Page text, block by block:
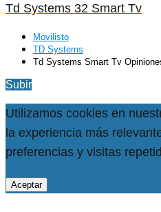
Td Systems 32 Smart Tv
Movilisto
TD Systems
Td Systems Smart Tv
Subir
Utilizamos cookies en
la experiencia más
preferencias y visitas
Aceptar